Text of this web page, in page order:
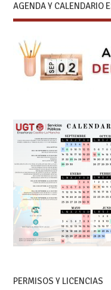
AGENDA Y CALENDARIO
PERMISOS Y LICENCIAS